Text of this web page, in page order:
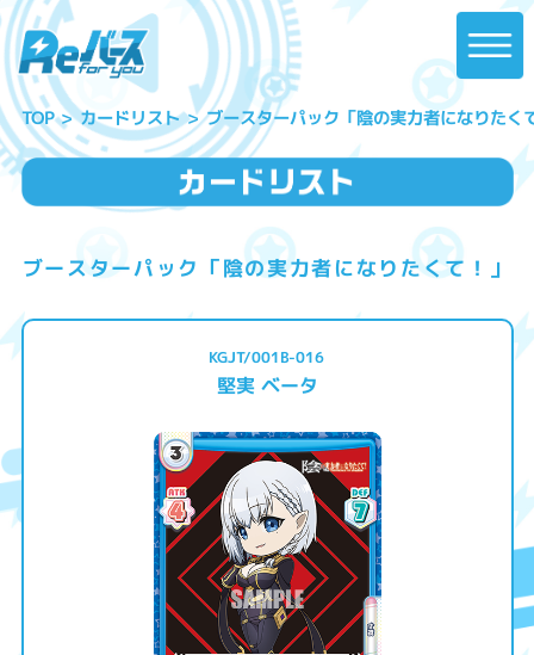
TOP カードリスト ブースターパック「陰の実力者になりたく
ブースターパック「陰の実力者になりたくて！」
KGJT/001B-016
堅実 ベータ